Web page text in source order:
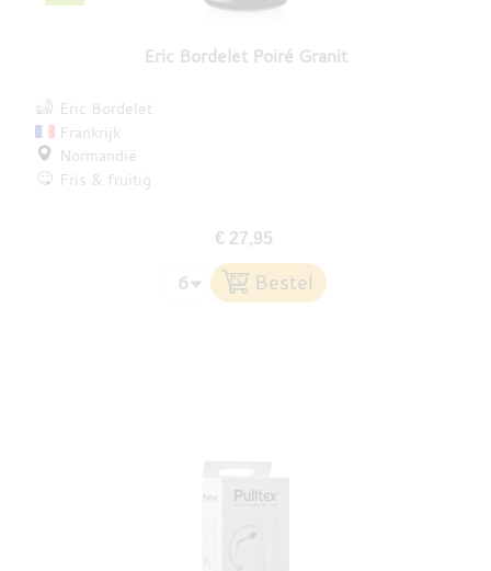
Eric Bordelet Poiré Granit
Eric Bordelet
Frankrijk
Normandië
Fris & fruitig
€ 27,95